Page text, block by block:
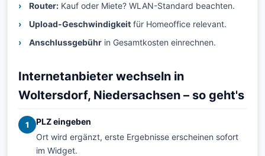
Router: Kauf oder Miete? WLAN-Standard beachten.
Upload-Geschwindigkeit für Homeoffice relevant.
Anschlussgebühr in Gesamtkosten einrechnen.
Internetanbieter wechseln in
Woltersdorf, Niedersachsen – so geht's
1
PLZ eingeben
Ort wird ergänzt, erste Ergebnisse erscheinen sofort
im Widget.